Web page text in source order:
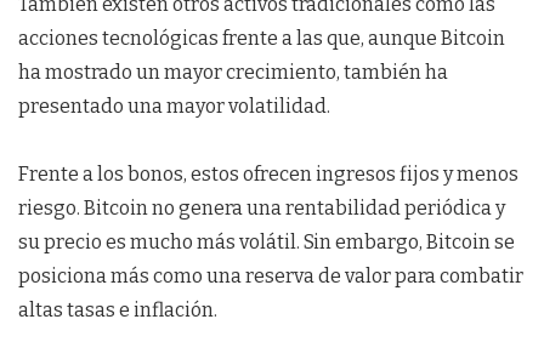
acciones tecnológicas frente a las que, aunque Bitcoin
ha mostrado un mayor crecimiento, también ha
presentado una mayor volatilidad.
Frente a los bonos, estos ofrecen ingresos fijos y menos
riesgo. Bitcoin no genera una rentabilidad periódica y
su precio es mucho más volátil. Sin embargo, Bitcoin se
posiciona más como una reserva de valor para combatir
altas tasas e inflación.